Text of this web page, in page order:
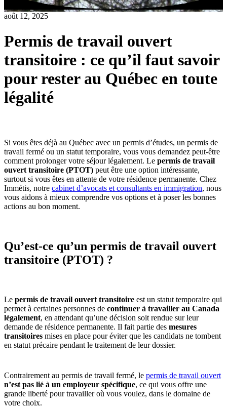
août 12, 2025
Permis de travail ouvert
transitoire : ce qu’il faut savoir
pour rester au Québec en toute
légalité
Si vous êtes déjà au Québec avec un permis d’études, un permis de
travail fermé ou un statut temporaire, vous vous demandez peut-être
comment prolonger votre séjour légalement. Le permis de travail
ouvert transitoire (PTOT) peut être une option intéressante,
surtout si vous êtes en attente de votre résidence permanente. Chez
Immétis, notre cabinet d’avocats et consultants en immigration, nous
vous aidons à mieux comprendre vos options et à poser les bonnes
actions au bon moment.
Qu’est-ce qu’un permis de travail ouvert
transitoire (PTOT) ?
Le permis de travail ouvert transitoire est un statut temporaire qui
permet à certaines personnes de continuer à travailler au Canada
légalement, en attendant qu’une décision soit rendue sur leur
demande de résidence permanente. Il fait partie des mesures
transitoires mises en place pour éviter que les candidats ne tombent
en statut précaire pendant le traitement de leur dossier.
Contrairement au permis de travail fermé, le permis de travail ouvert
n’est pas lié à un employeur spécifique, ce qui vous offre une
grande liberté pour travailler où vous voulez, dans le domaine de
votre choix.